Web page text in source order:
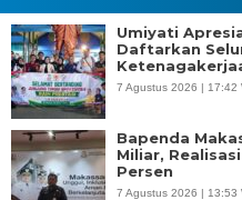
Umiyati
Daftarkan
7 Agustus 2026 | 17:42
Bapenda
Miliar,
Persen
7 Agustus 2026 | 13:53